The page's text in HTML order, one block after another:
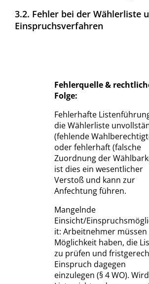
3.2. Fehler bei der Wählerliste
Einspruchsverfahren
Fehlerquelle &
Folge:
Fehlerhafte
die Wählerliste
(fehlende
oder fehlerhaft (falsche
Zuordnung der
ist dies ein wesentlicher
Verstoß und kann zur
Anfechtung führen.
Mangelnde
Einsicht/
it: Arbeitnehmer müssen
Möglichkeit haben, die
zu prüfen und
Einspruch dagegen
einzulegen (§ 4 WO).